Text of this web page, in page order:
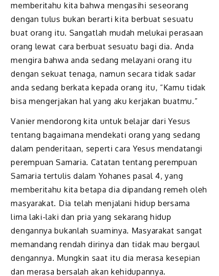
memberitahu kita bahwa mengasihi seseorang
dengan tulus bukan berarti kita berbuat sesuatu
buat orang itu. Sangatlah mudah melukai perasaan
orang lewat cara berbuat sesuatu bagi dia. Anda
mengira bahwa anda sedang melayani orang itu
dengan sekuat tenaga, namun secara tidak sadar
anda sedang berkata kepada orang itu, “Kamu tidak
bisa mengerjakan hal yang aku kerjakan buatmu.”
Vanier mendorong kita untuk belajar dari Yesus
tentang bagaimana mendekati orang yang sedang
dalam penderitaan, seperti cara Yesus mendatangi
perempuan Samaria. Catatan tentang perempuan
Samaria tertulis dalam Yohanes pasal 4, yang
memberitahu kita betapa dia dipandang remeh oleh
masyarakat. Dia telah menjalani hidup bersama
lima laki-laki dan pria yang sekarang hidup
dengannya bukanlah suaminya. Masyarakat sangat
memandang rendah dirinya dan tidak mau bergaul
dengannya. Mungkin saat itu dia merasa kesepian
dan merasa bersalah akan kehidupannya.